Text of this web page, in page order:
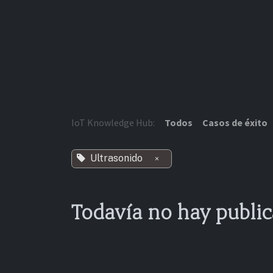
IoT Knowledge Hub: Todos Casos de éxito
Ultrasonido ×
Todavía no hay